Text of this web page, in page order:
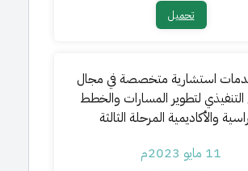
تحميل​
استشارية متخصصة في مجال
التنفيذي لتطوير المسارات والخطط
والأكاديمية المرحلة الثالثة
11 مايو 2023م